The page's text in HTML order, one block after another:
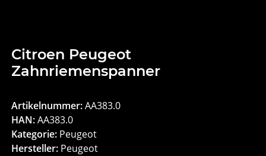
Citroen Peugeot
Zahnriemenspanner
Artikelnummer:AA383.0
HAN:AA383.0
Kategorie: Peugeot
Hersteller: Peugeot